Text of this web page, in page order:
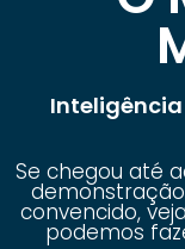
Se chegou até
convencido,
podemos